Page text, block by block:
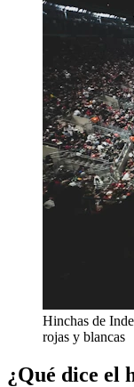
Hinchas de
rojas y blancas
¿Qué dice el